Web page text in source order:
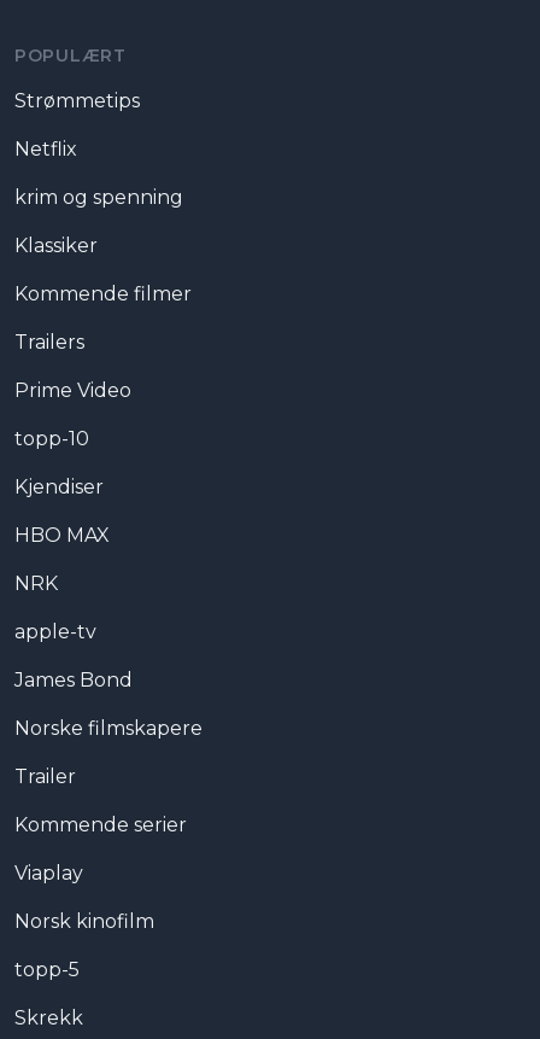
POPULÆRT
Strømmetips
Netflix
krim og spenning
Klassiker
Kommende filmer
Trailers
Prime Video
topp-10
Kjendiser
HBO MAX
NRK
apple-tv
James Bond
Norske filmskapere
Trailer
Kommende serier
Viaplay
Norsk kinofilm
topp-5
Skrekk